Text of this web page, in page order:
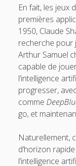
5. Questions autour
Pour conclure
Glossaire
Quelques références
Contributeurs
t
i
t
e
a
i
En fait, les jeux
premières
1950, Claude
recherche pour
Arthur Samuel
capable de
l’intelligence
progresser,
comme
go, et
Naturellement,
d’horizon
l’intelligence